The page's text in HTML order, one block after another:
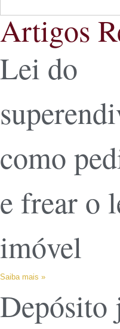
Artigos
Lei do
como
e frear o
imóvel
Saiba mais »